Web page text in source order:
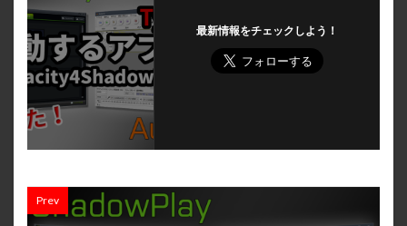
最新情報をチェックしよう！
Prev